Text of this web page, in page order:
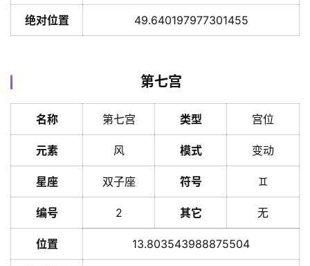
绝对位置 49.640197977301455
第七宫
名称 第七宫 类型 宫位
元素 风 模式 变动
星座 双子座 符号 ♊️
编号 2 其它 无
位置 13.803543988875504